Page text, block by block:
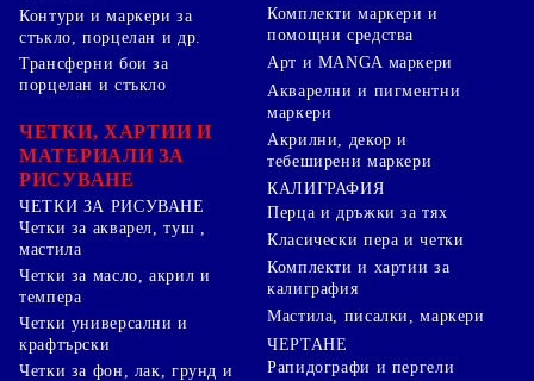
Контури и маркери за
стъкло, порцелан и др.
Трансферни бои за
порцелан и стъкло
ЧЕТКИ, ХАРТИИ И
МАТЕРИАЛИ ЗА
РИСУВАНЕ
ЧЕТКИ ЗА РИСУВАНЕ
Четки за акварел, туш ,
мастила
Четки за масло, акрил и
темпера
Четки универсални и
крафтърски
Четки за фон, лак, грунд и
Комплекти маркери и
помощни средства
Арт и MANGA маркери
Акварелни и пигментни
маркери
Акрилни, декор и
тебеширени маркери
КАЛИГРАФИЯ
Перца и дръжки за тях
Класически пера и четки
Комплекти и хартии за
калиграфия
Мастила, писалки, маркери
ЧЕРТАНЕ
Рапидографи и пергели